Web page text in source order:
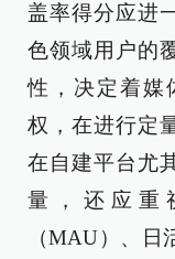
盖率得分应进
色领域用户的
性，决定着媒
权，在进行定
在自建平台尤
量，还应重
（MAU）、